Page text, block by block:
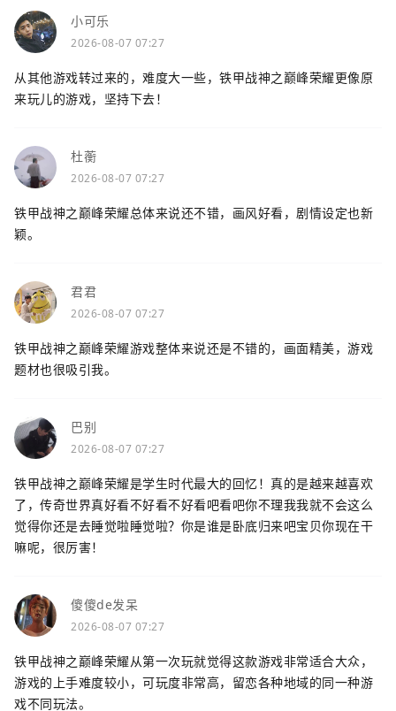
小可乐
2026-08-07 07:27
从其他游戏转过来的，难度大一些，铁甲战神之巅峰荣耀更像原
来玩儿的游戏，坚持下去！
杜蘅
2026-08-07 07:27
铁甲战神之巅峰荣耀总体来说还不错，画风好看，剧情设定也新
颖。
君君
2026-08-07 07:27
铁甲战神之巅峰荣耀游戏整体来说还是不错的，画面精美，游戏
题材也很吸引我。
巴别
2026-08-07 07:27
铁甲战神之巅峰荣耀是学生时代最大的回忆！真的是越来越喜欢
了，传奇世界真好看不好看不好看吧看吧你不理我我就不会这么
觉得你还是去睡觉啦睡觉啦？你是谁是卧底归来吧宝贝你现在干
嘛呢，很厉害！
傻傻de发呆
2026-08-07 07:27
铁甲战神之巅峰荣耀从第一次玩就觉得这款游戏非常适合大众，
游戏的上手难度较小，可玩度非常高，留恋各种地域的同一种游
戏不同玩法。